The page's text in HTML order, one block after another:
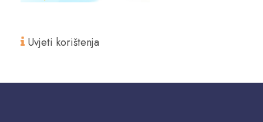
Uvjeti korištenja